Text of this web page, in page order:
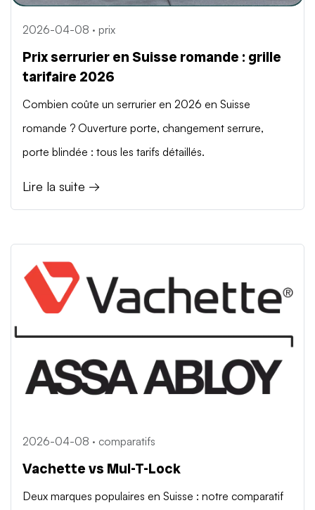
2026-04-08 · prix
Prix serrurier en Suisse romande : grille
tarifaire 2026
Combien coûte un serrurier en 2026 en Suisse
romande ? Ouverture porte, changement serrure,
porte blindée : tous les tarifs détaillés.
Lire la suite →
2026-04-08 · comparatifs
Vachette vs Mul-T-Lock
Deux marques populaires en Suisse : notre comparatif